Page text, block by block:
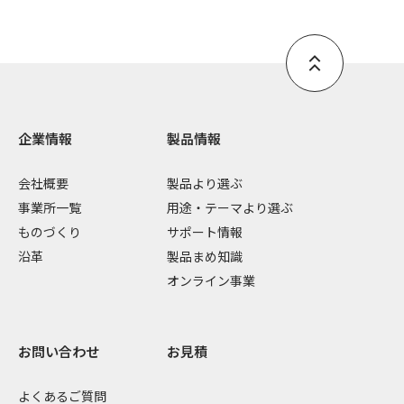
企業情報
会社概要
事業所一覧
ものづくり
沿革
製品情報
製品より選ぶ
用途・テーマより選ぶ
サポート情報
製品まめ知識
オンライン事業
お問い合わせ
よくあるご質問
お見積